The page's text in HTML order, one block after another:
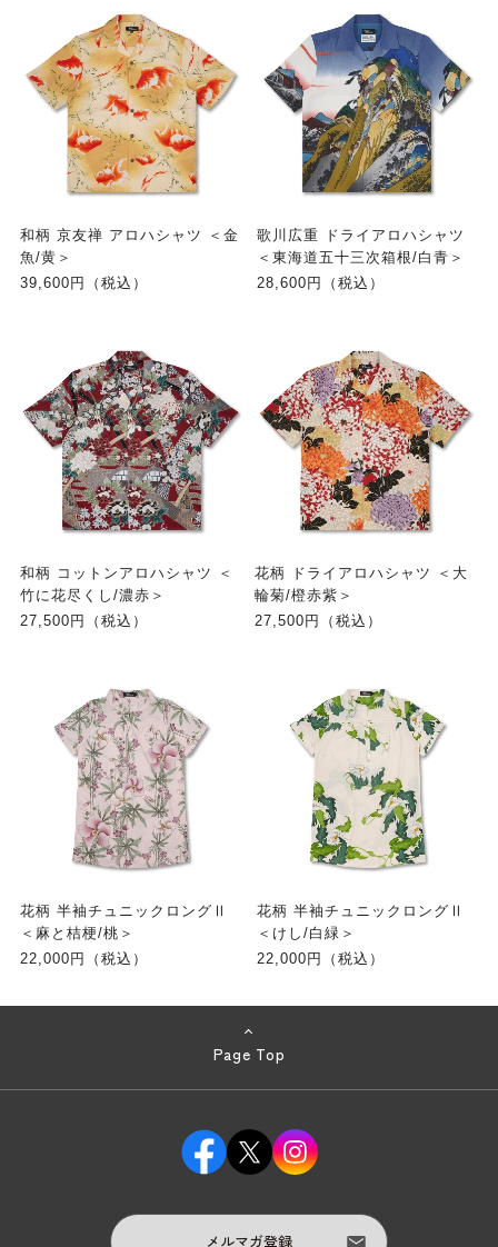
和柄 京友禅 アロハシャツ ＜金
魚/黄＞
39,600円（税込）
歌川広重 ドライアロハシャツ
＜東海道五十三次箱根/白青＞
28,600円（税込）
和柄 コットンアロハシャツ ＜
竹に花尽くし/濃赤＞
27,500円（税込）
花柄 ドライアロハシャツ ＜大
輪菊/橙赤紫＞
27,500円（税込）
花柄 半袖チュニックロングⅡ
＜麻と桔梗/桃＞
22,000円（税込）
花柄 半袖チュニックロングⅡ
＜けし/白緑＞
22,000円（税込）
Page Top
メルマガ登録